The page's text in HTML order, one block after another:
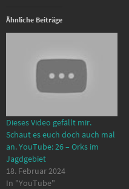
Ähnliche Beiträge
Dieses Video gefällt mir.
Schaut es euch doch auch mal
an. YouTube: 26 – Orks im
Jagdgebiet
18. Februar 2024
In "YouTube"